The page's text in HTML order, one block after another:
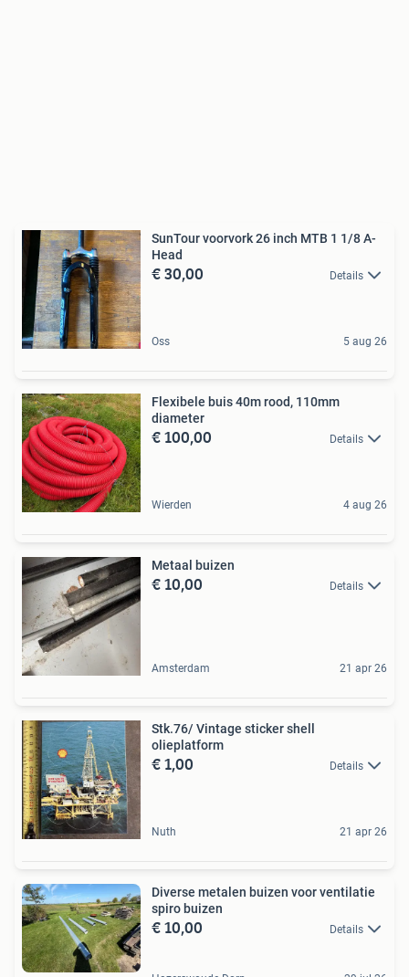
SunTour voorvork 26 inch MTB 1 1/8 A-
Head
€ 30,00 Details
Oss 5 aug 26
Flexibele buis 40m rood, 110mm
diameter
€ 100,00 Details
Wierden 4 aug 26
Metaal buizen
€ 10,00 Details
Amsterdam 21 apr 26
Stk.76/ Vintage sticker shell
olieplatform
€ 1,00 Details
Nuth 21 apr 26
Diverse metalen buizen voor ventilatie
spiro buizen
€ 10,00 Details